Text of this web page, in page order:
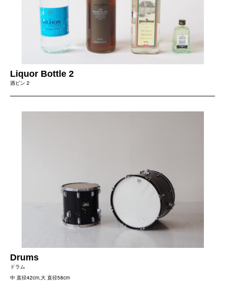
Liquor Bottle 2
酒ビン 2
Drums
ドラム
中 直径42cm,大 直径58cm